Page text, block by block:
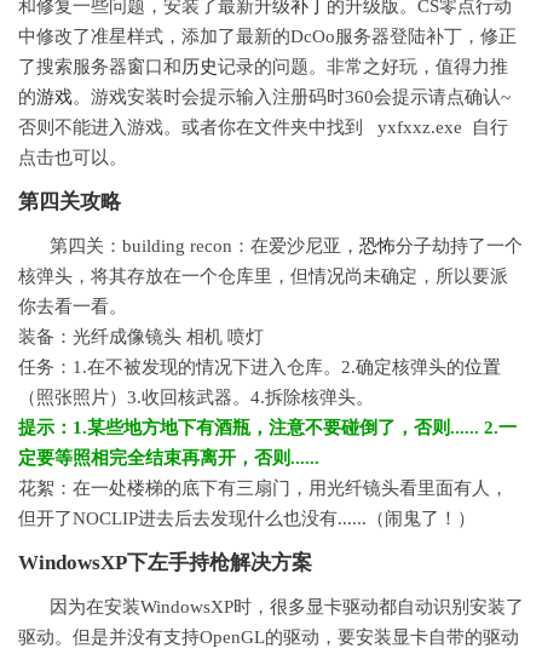
和修复一些问题，安装了最新升级补丁的升级版。CS零点行动
中修改了准星样式，添加了最新的DcOo服务器登陆补丁，修正
了搜索服务器窗口和历史记录的问题。非常之好玩，值得力推
的游戏。游戏安装时会提示输入注册码时360会提示请点确认~
否则不能进入游戏。或者你在文件夹中找到 yxfxxz.exe 自行
点击也可以。
第四关攻略
第四关：building recon：在爱沙尼亚， 恐怖分子劫持了一个
核弹头，将其存放在一个仓库里，但情况尚未确定，所以要派
你去看一看。
装备：光纤成像镜头 相机 喷灯
任务：1.在不被发现的情况下进入仓库。2.确定核弹头的位置
（照张照片）3.收回核武器。4.拆除核弹头。
提示：1.某些地方地下有酒瓶，注意不要碰倒了，否则...... 2.一
定要等照相完全结束再离开，否则......
花絮：在一处楼梯的底下有三扇门，用光纤镜头看里面有人，
但开了NOCLIP进去后去发现什么也没有......（闹鬼了！）
WindowsXP下左手持枪解决方案
因为在安装WindowsXP时，很多显卡驱动都自动识别安装了
驱动。但是并没有支持OpenGL的驱动，要安装显卡自带的驱动